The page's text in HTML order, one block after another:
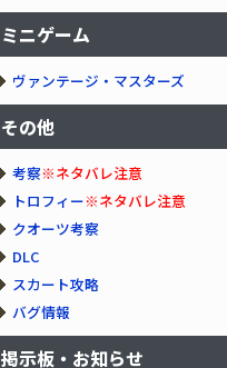
ミニゲーム
ヴァンテージ・マスターズ
その他
考察※ネタバレ注意
トロフィー※ネタバレ注意
クオーツ考察
DLC
スカート攻略
バグ情報
掲示板・お知らせ